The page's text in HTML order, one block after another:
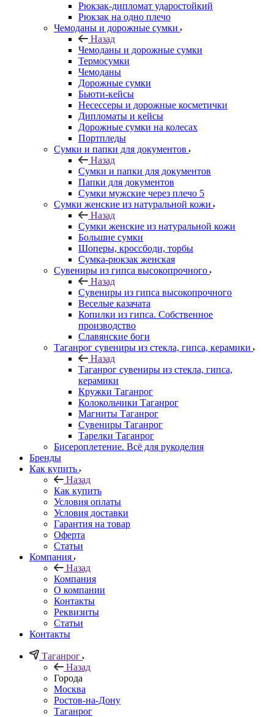
Рюкзак-дипломат ударостойкий
Рюкзак на одно плечо
Чемоданы и дорожные сумки
Назад
Чемоданы и дорожные сумки
Термосумки
Чемоданы
Дорожные сумки
Бьюти-кейсы
Несессеры и дорожные косметички
Дипломаты и кейсы
Дорожные сумки на колесах
Портпледы
Сумки и папки для документов
Назад
Сумки и папки для документов
Папки для документов
Сумки мужские через плечо 5
Сумки женские из натуральной кожи
Назад
Сумки женские из натуральной кожи
Большие сумки
Шоперы, кроссбоди, торбы
Сумка-рюкзак женская
Сувениры из гипса высокопрочного
Назад
Сувениры из гипса высокопрочного
Веселые казачата
Копилки из гипса. Собственное
производство
Славянские боги
Таганрог сувениры из стекла, гипса, керамики
Назад
Таганрог сувениры из стекла, гипса,
керамики
Кружки Таганрог
Колокольчики Таганрог
Магниты Таганрог
Сувениры Таганрог
Тарелки Таганрог
Бисероплетение. Всё для рукоделия
Бренды
Как купить
Назад
Как купить
Условия оплаты
Условия доставки
Гарантия на товар
Оферта
Статьи
Компания
Назад
Компания
О компании
Контакты
Реквизиты
Статьи
Контакты
Таганрог
Назад
Города
Москва
Ростов-на-Дону
Таганрог